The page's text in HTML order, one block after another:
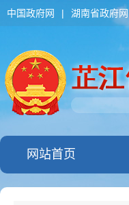
中国政府网 | 湖南省政府网
网站首页